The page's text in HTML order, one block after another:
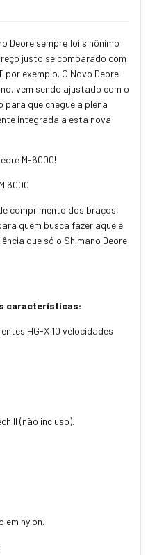
Deore sempre foi sinônimo
justo se comparado com
por exemplo. O Novo Deore
vem sendo ajustado com o
para que chegue a plena
integrada a esta nova
M-6000!
6000
comprimento dos braços,
quem busca fazer aquele
que só o Shimano Deore
características:
HG-X 10 velocidades
II (não incluso).
em nylon.